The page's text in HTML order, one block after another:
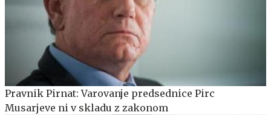
Pravnik Pirnat: Varovanje predsednice Pirc
Musarjeve ni v skladu z zakonom